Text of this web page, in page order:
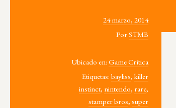
24 marzo, 2014
PorSTMB
Ubicado en:Game Crítica
Etiquetas:bayliss,killer
instinct, nintendo, rare,
stamper bros,super